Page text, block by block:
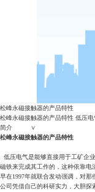
松峰永磁接触器的产品特性
松峰永磁接触器的产品特性 低压
简介 ∨
松峰永磁接触器的产品特性
低压电气是能够直接用于工矿企
磁铁来完成其工作的，这种依靠电
早在1997年就联合发动强调，对
公司凭借自己的科研实力，大胆探